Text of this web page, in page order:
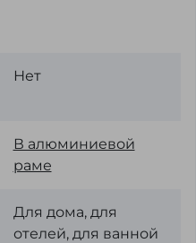
Нет
В алюминиевой
раме
Для дома, для
отелей, для ванной